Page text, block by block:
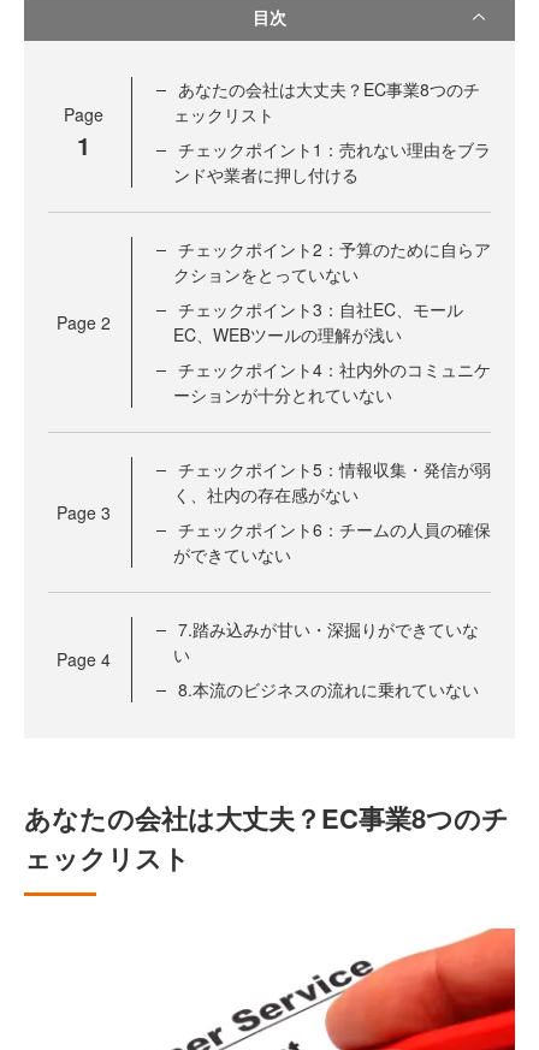
目次
Page
1
あなたの会社は大丈夫？EC事業8つのチ
ェックリスト
チェックポイント1：売れない理由をブラ
ンドや業者に押し付ける
Page 2
チェックポイント2：予算のために自らア
クションをとっていない
チェックポイント3：自社EC、モール
EC、WEBツールの理解が浅い
チェックポイント4：社内外のコミュニケ
ーションが十分とれていない
Page 3
チェックポイント5：情報収集・発信が弱
く、社内の存在感がない
チェックポイント6：チームの人員の確保
ができていない
Page 4
7.踏み込みが甘い・深掘りができていな
い
8.本流のビジネスの流れに乗れていない
あなたの会社は大丈夫？EC事業8つのチ
ェックリスト